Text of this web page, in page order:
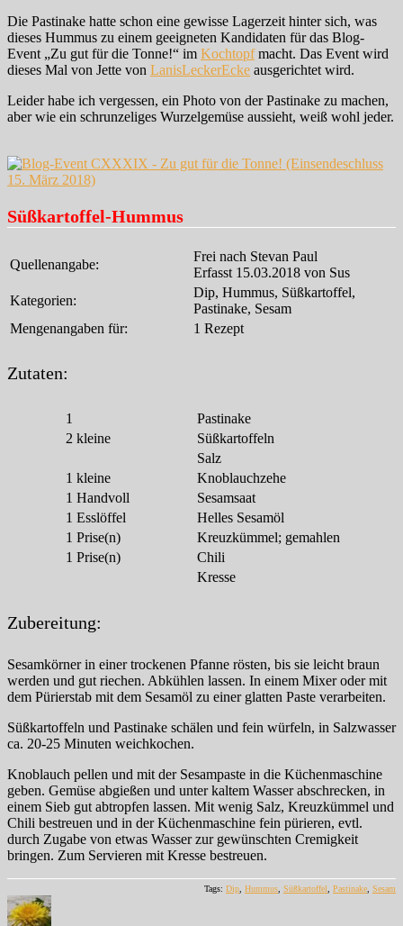
Die Pastinake hatte schon eine gewisse Lagerzeit hinter sich, was
dieses Hummus zu einem geeigneten Kandidaten für das Blog-
Event „Zu gut für die Tonne!“ im Kochtopfmacht. Das Event wird
dieses Mal von Jette von LanisLeckerEcke ausgerichtet wird.
Leider habe ich vergessen, ein Photo von der Pastinake zu machen,
aber wie ein schrunzeliges Wurzelgemüse aussieht, weiß wohl jeder.
Süßkartoffel-Hummus
Quellenangabe:
Frei nach Stevan Paul
Erfasst 15.03.2018 von Sus
Kategorien:
Dip, Hummus, Süßkartoffel,
Pastinake, Sesam
Mengenangaben für:
1 Rezept
Zutaten:
1
Pastinake
2 kleine
Süßkartoffeln
Salz
1 kleine
Knoblauchzehe
1 Handvoll
Sesamsaat
1 Esslöffel
Helles Sesamöl
1 Prise(n)
Kreuzkümmel; gemahlen
1 Prise(n)
Chili
Kresse
Zubereitung:
Sesamkörner in einer trockenen Pfanne rösten, bis sie leicht braun
werden und gut riechen. Abkühlen lassen. In einem Mixer oder mit
dem Pürierstab mit dem Sesamöl zu einer glatten Paste verarbeiten.
Süßkartoffeln und Pastinake schälen und fein würfeln, in Salzwasser
ca. 20-25 Minuten weichkochen.
Knoblauch pellen und mit der Sesampaste in die Küchenmaschine
geben. Gemüse abgießen und unter kaltem Wasser abschrecken, in
einem Sieb gut abtropfen lassen. Mit wenig Salz, Kreuzkümmel und
Chili bestreuen und in der Küchenmaschine fein pürieren, evtl.
durch Zugabe von etwas Wasser zur gewünschten Cremigkeit
bringen. Zum Servieren mit Kresse bestreuen.
Tags: Dip, Hummus, Süßkartoffel, Pastinake, Sesam
Autor